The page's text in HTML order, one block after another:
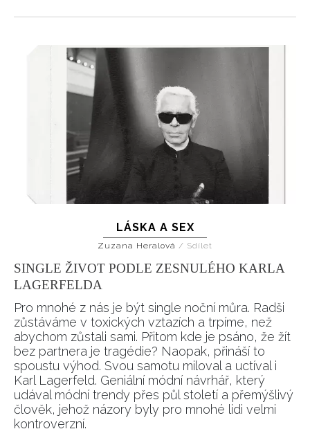
INFORMACE
REDAKCE
LÁSKA A SEX
Zuzana Heralová / Sdílet
SINGLE ŽIVOT PODLE ZESNULÉHO KARLA
LAGERFELDA
Pro mnohé z nás je být single noční můra. Radši
zůstáváme v toxických vztazích a trpíme, než
abychom zůstali sami. Přitom kde je psáno, že žít
bez partnera je tragédie? Naopak, přináší to
spoustu výhod. Svou samotu miloval a uctíval i
Karl Lagerfeld. Geniální módní návrhář, který
udával módní trendy přes půl století a přemýšlivý
člověk, jehož názory byly pro mnohé lidi velmi
kontroverzní.